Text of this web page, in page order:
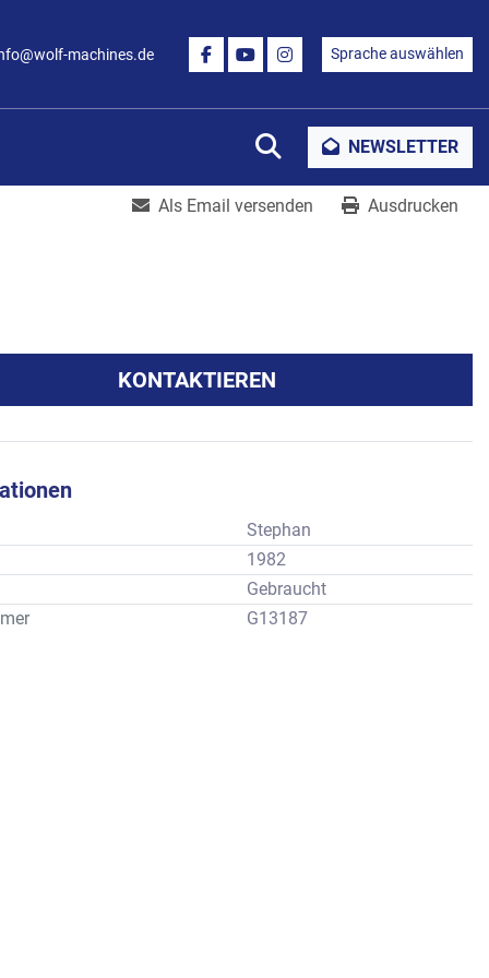
machines.de
FACEBOOK
YOUTUBEINSTAGRAM
Sprache auswählen
SucheNEWSLETTER
Als Email versenden Ausdrucken
KONTAKTIEREN
Stephan
1982
Gebraucht
G13187